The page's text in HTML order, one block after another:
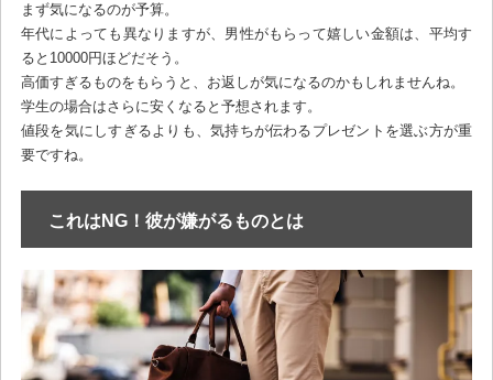
まず気になるのが予算。
年代によっても異なりますが、男性がもらって嬉しい金額は、平均す
ると10000円ほどだそう。
高価すぎるものをもらうと、お返しが気になるのかもしれませんね。
学生の場合はさらに安くなると予想されます。
値段を気にしすぎるよりも、気持ちが伝わるプレゼントを選ぶ方が重
要ですね。
これはNG！彼が嫌がるものとは